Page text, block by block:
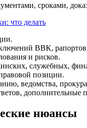
сроками,
что делать
ВВК,
и рисков.
служебных,
позиции.
ведомства,
дополнительные
нюансы